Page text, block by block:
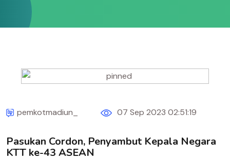
pemkotmadiun_ 07 Sep 2023 02:51:19
Pasukan Cordon, Penyambut Kepala Negara
KTT ke-43 ASEAN